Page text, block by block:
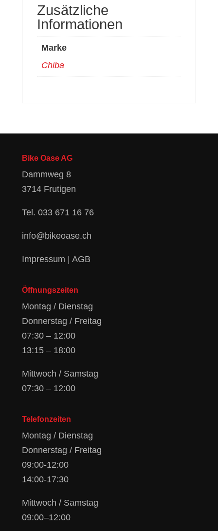
Zusätzliche
Informationen
Marke
Chiba
Bike Oase AG
Dammweg 8
3714 Frutigen
Tel. 033 671 16 76
info@bikeoase.ch
Impressum AGB
Öffnungszeiten
Montag / Dienstag
Donnerstag / Freitag
07:30 – 12:00
13:15 – 18:00
Mittwoch / Samstag
07:30 – 12:00
Telefonzeiten
Montag / Dienstag
Donnerstag / Freitag
09:00-12:00
14:00-17:30
Mittwoch / Samstag
09:00–12:00